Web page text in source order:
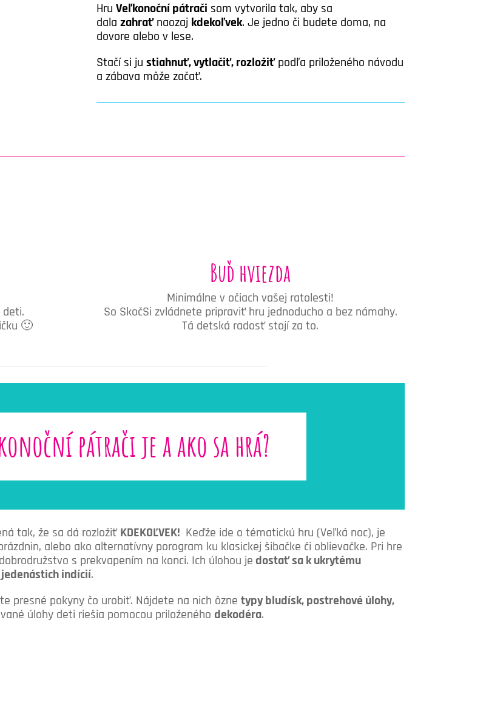
Hru Veľkonoční pátrači som vytvorila tak, aby sa
dala zahraťnaozaj kdekoľvek. Je jedno či budete doma, na
dovore alebo v lese.
Stačí si ju stiahnuť, vytlačiť, rozložiťpodľa priloženého návodu
a zábava môže začať.
🙂
Buď hviezda
Minimálne v očiach vašej ratolesti!
So SkočSi zvládnete pripraviť hru jednoducho a bez námahy.
Tá detská radosť stojí za to.
pátrači je a ako sa hrá?
tak, že sa dá rozložiť KDEKOĽVEK! Keďže ide o tématickú hru (Veľká noc), je
alebo ako alternatívny porogram ku klasickej šibačke či oblievačke. Pri hre
s prekvapením na konci. Ich úlohou je dostať sa k ukrytému
indícií.
presné pokyny čo urobiť. Nájdete na nich ôznetypy bludísk, postrehové úlohy,
úlohy deti riešia pomocou priloženého dekodéra.